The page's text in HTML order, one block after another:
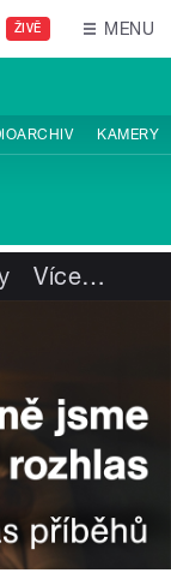
ŽIVĚ MENU
KAMERY
Více…